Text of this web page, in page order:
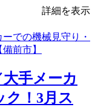
詳細を表示
大手メーカ
ク！3月ス